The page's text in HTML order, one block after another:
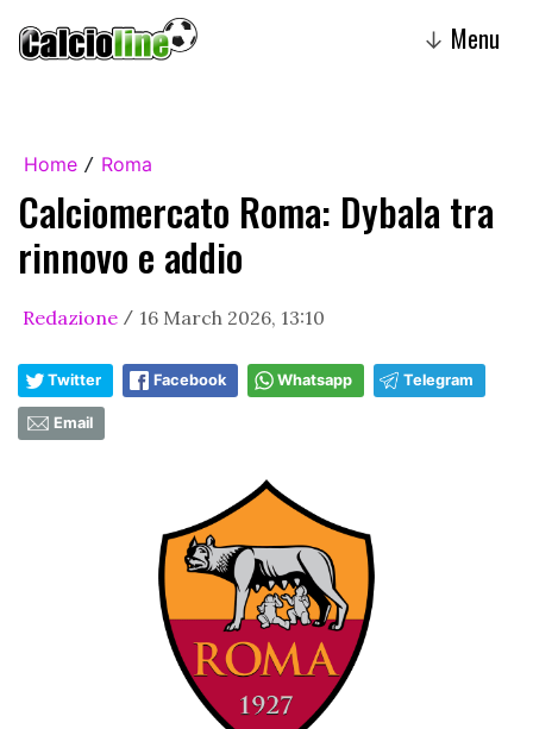
↓ Menu
Home / Roma
Calciomercato Roma: Dybala tra
rinnovo e addio
Redazione / 16 March 2026, 13:10
Twitter Facebook Whatsapp Telegram
Email